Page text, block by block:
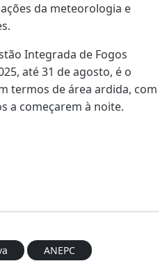
da meteorologia e
Integrada de Fogos
até 31 de agosto, é o
termos de área ardida, com
a começarem à noite.
ANEPC